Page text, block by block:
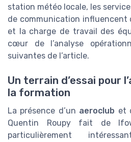
station météo locale, les
de communication
et la charge de travail des
cœur de l’analyse
suivantes de l’article.
Un terrain d’essai pour
la formation
La présence d’un aeroclub et
Quentin Roupy fait de
particulièrement